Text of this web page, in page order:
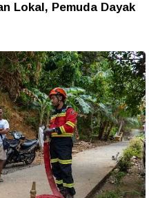
Lokal, Pemuda Dayak